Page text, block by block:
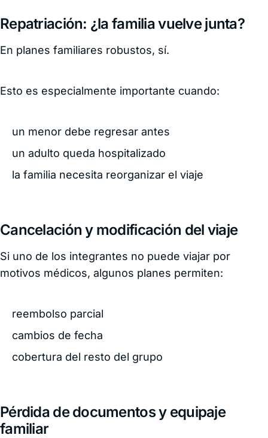
Repatriación: ¿la familia vuelve junta?
En planes familiares robustos, sí.
Esto es especialmente importante cuando:
un menor debe regresar antes
un adulto queda hospitalizado
la familia necesita reorganizar el viaje
Cancelación y modificación del viaje
Si uno de los integrantes no puede viajar por
motivos médicos, algunos planes permiten:
reembolso parcial
cambios de fecha
cobertura del resto del grupo
Pérdida de documentos y equipaje
familiar